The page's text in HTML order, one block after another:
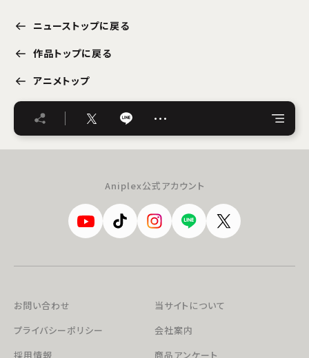
ニューストップに戻る
作品トップに戻る
アニメトップ
…
Aniplex公式アカウント
お問い合わせ
当サイトについて
プライバシーポリシー
会社案内
採用情報
商品アンケート